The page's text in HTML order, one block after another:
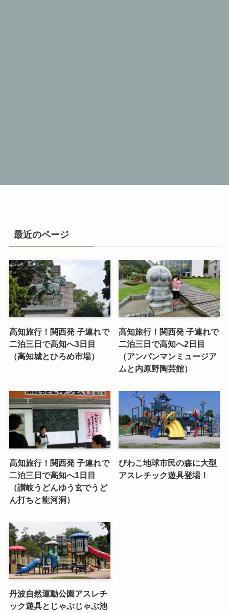
最近のページ
高知旅行！関西発 子連れで
二泊三日で高知へ3日目
（高知城とひろめ市場）
高知旅行！関西発 子連れで
二泊三日で高知へ2日目
（アンパンマンミュージア
ムと内原野陶芸館）
高知旅行！関西発 子連れで
二泊三日で高知へ1日目
（讃岐うどんゆう玄でうど
ん打ちと龍河洞）
びわこ地球市民の森に大型
アスレチック遊具登場！
丹波自然運動公園アスレチ
ック遊具とじゃぶじゃぶ池